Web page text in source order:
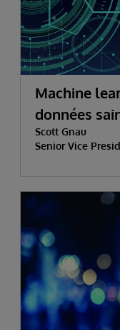
Machine
données
Scott Gnau
Senior Vice